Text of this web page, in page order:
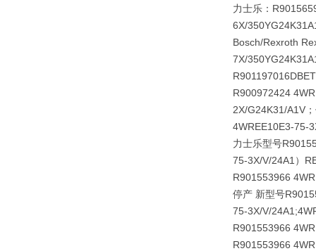
力士乐：
6X/
Bosch/Rexroth
7X/
R901197016
R900972424
2X/G24K31/A1V
4WREE10E3-75-
力士乐型号
75-3X/V/24A1）
R901553966
停产 新型号
75-3X/V/
R901553966
R901553966